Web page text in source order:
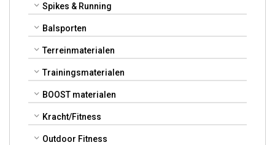
Spikes & Running
Balsporten
Terreinmaterialen
Trainingsmaterialen
BOOST materialen
Kracht/Fitness
Outdoor Fitness